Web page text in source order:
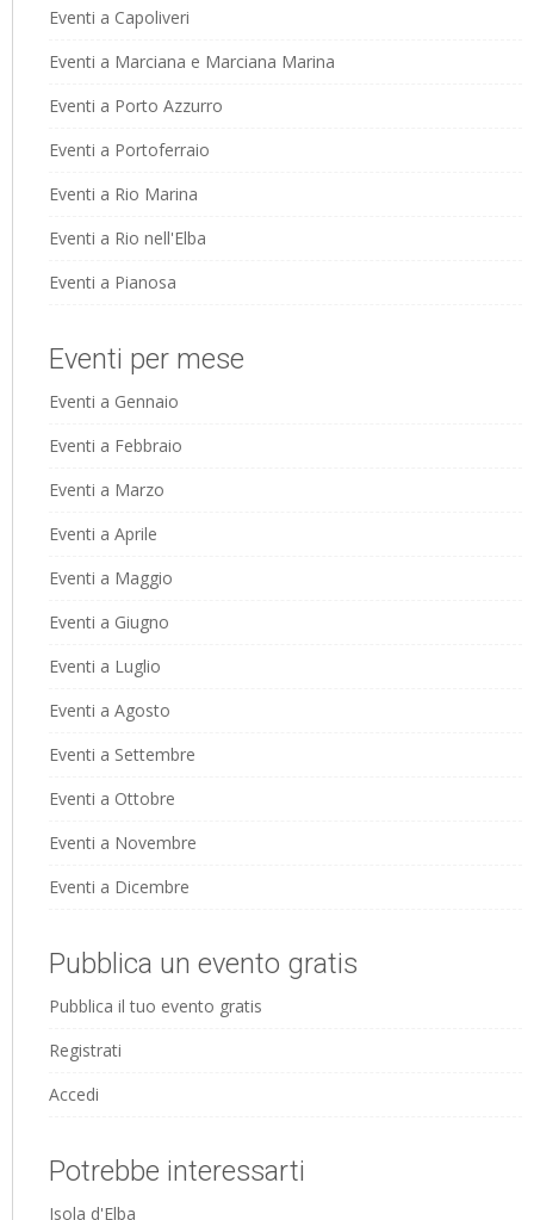
Eventi a Capoliveri
Eventi a Marciana e Marciana Marina
Eventi a Porto Azzurro
Eventi a Portoferraio
Eventi a Rio Marina
Eventi a Rio nell'Elba
Eventi a Pianosa
Eventi per mese
Eventi a Gennaio
Eventi a Febbraio
Eventi a Marzo
Eventi a Aprile
Eventi a Maggio
Eventi a Giugno
Eventi a Luglio
Eventi a Agosto
Eventi a Settembre
Eventi a Ottobre
Eventi a Novembre
Eventi a Dicembre
Pubblica un evento gratis
Pubblica il tuo evento gratis
Registrati
Accedi
Potrebbe interessarti
Isola d'Elba